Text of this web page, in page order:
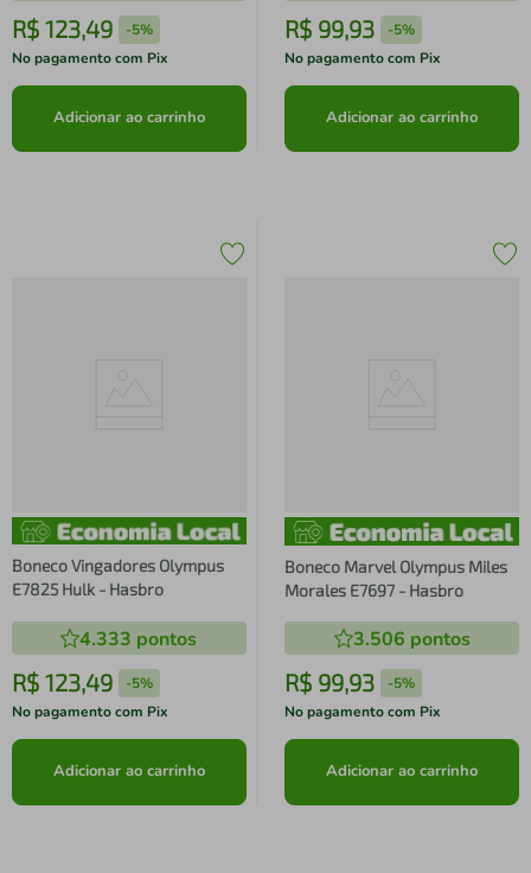
R$ 123,49 -5%
No pagamento com Pix
Adicionar ao carrinho
R$ 99,93 -5%
No pagamento com Pix
Adicionar ao carrinho
Boneco Vingadores Olympus
E7825 Hulk - Hasbro
4.333 pontos
R$ 123,49 -5%
No pagamento com Pix
Adicionar ao carrinho
Boneco Marvel Olympus Miles
Morales E7697 - Hasbro
3.506 pontos
R$ 99,93 -5%
No pagamento com Pix
Adicionar ao carrinho